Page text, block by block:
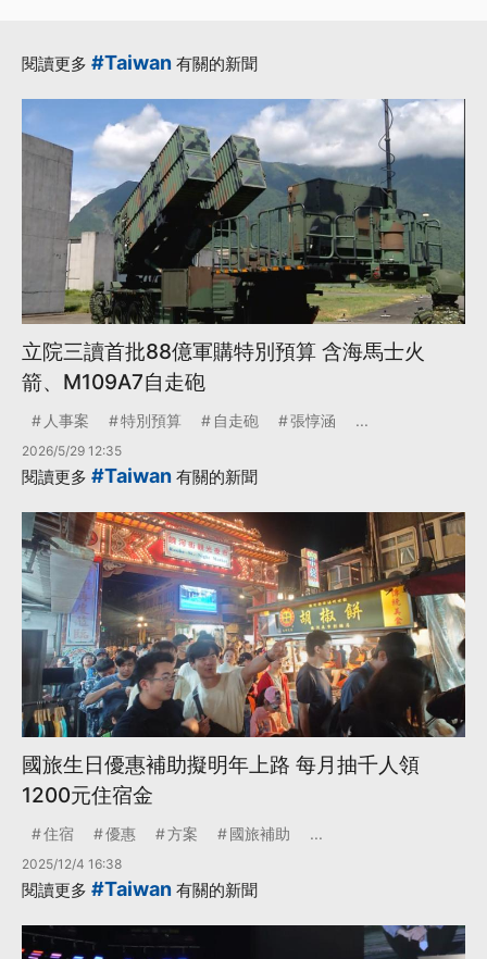
閱讀更多 #Taiwan 有關的新聞
立院三讀首批88億軍購特別預算 含海馬士火
箭、M109A7自走砲
人事案 特別預算 自走砲 張惇涵 ...
2026/5/29 12:35
閱讀更多 #Taiwan 有關的新聞
國旅生日優惠補助擬明年上路 每月抽千人領
1200元住宿金
住宿 優惠 方案 國旅補助 ...
2025/12/4 16:38
閱讀更多 #Taiwan 有關的新聞